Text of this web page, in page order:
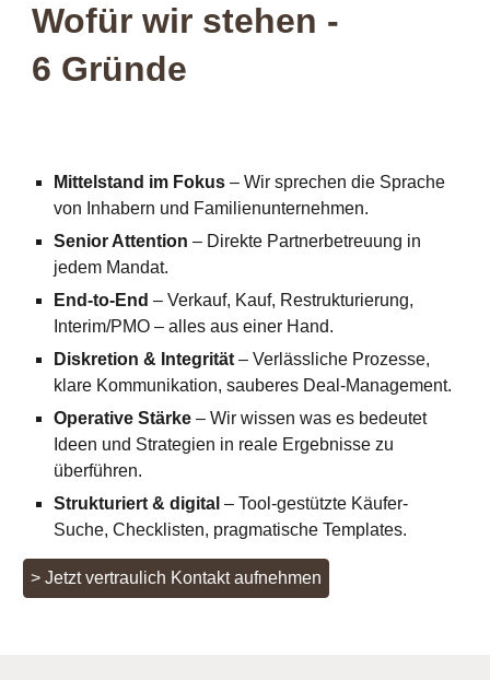
Wofür wir stehen -
6 Gründe
Mittelstand im Fokus – Wir sprechen die Sprache
von Inhabern und Familienunternehmen.
Senior Attention – Direkte Partnerbetreuung in
jedem Mandat.
End-to-End – Verkauf, Kauf, Restrukturierung,
Interim/PMO – alles aus einer Hand.
Diskretion & Integrität – Verlässliche Prozesse,
klare Kommunikation, sauberes Deal-Management.
Operative Stärke – Wir wissen was es bedeutet
Ideen und Strategien in reale Ergebnisse zu
überführen.
Strukturiert & digital – Tool-gestützte Käufer-
Suche, Checklisten, pragmatische Templates.
> Jetzt vertraulich Kontakt aufnehmen